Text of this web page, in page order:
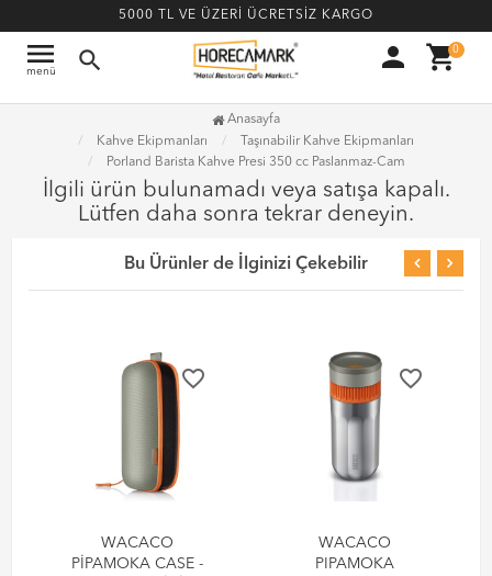
5000 TL VE ÜZERİ ÜCRETSİZ KARGO
menu
menü search person shopping_cart0
Anasayfa
Kahve Ekipmanları
Taşınabilir Kahve Ekipmanları
Porland Barista Kahve Presi 350 cc Paslanmaz-Cam
İlgili ürün bulunamadı veya satışa kapalı.
Lütfen daha sonra tekrar deneyin.
Bu Ürünler de İlginizi Çekebilir
favorite_border
WACACO
PİPAMOKA CASE -
favorite_border
WACACO
PIPAMOKA